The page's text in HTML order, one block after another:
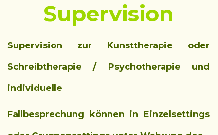
Psychotherapie & Hypnose - Blomberg OWL
Angebote & Begleitung
Online - Therapie - Beratung
Selbstwerttraining
Prüfungscoaching HPP
Weiterbildung & Seminare - Workshops
Supervision
Supervision zur Kunsttherapie oder
Schreibtherapie / Psychotherapie und
individuelle
Fallbesprechung können in Einzelsettings